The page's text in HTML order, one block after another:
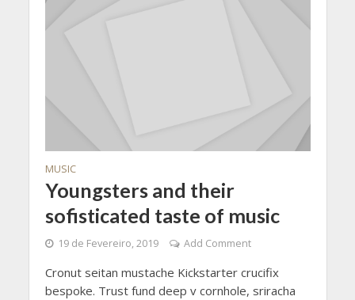
MUSIC
Youngsters and their
sofisticated taste of music
19 de Fevereiro, 2019 Add Comment
Cronut seitan mustache Kickstarter crucifix
bespoke. Trust fund deep v cornhole, sriracha